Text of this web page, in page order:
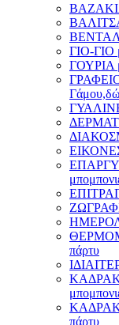
ΓΙΟ-ΓΙΟ
ΓΟΥΡΙΑ
πάρτυ
πάρτυ